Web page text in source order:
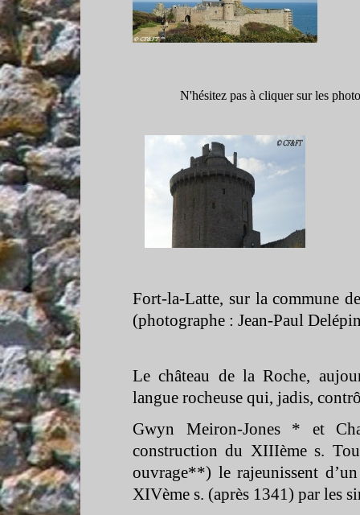
N'hésitez pas à cliquer sur les
Fort-la-Latte, sur la commune
(photographe : Jean-Paul
Le château de la Roche,
langue rocheuse qui, jadis,
Gwyn Meiron-Jones * et
construction du XIIIème s.
ouvrage**) le rajeunissent
XIVème s. (après 1341) par les